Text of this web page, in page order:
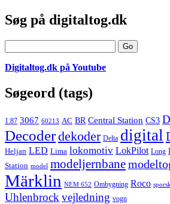
Sidebar
Søg på digitaltog.dk
Digitaltog.dk på Youtube
Søgeord (tags)
1:87 3067 60213 AC BR Central Station CS3
Decoderdekoder Delta digital
Heljan LED Lima lokomotiv LokPilot Long
Station model modeljernbane
Märklin NEM 652 Ombygning Roco
Uhlenbrock vejledning vogn